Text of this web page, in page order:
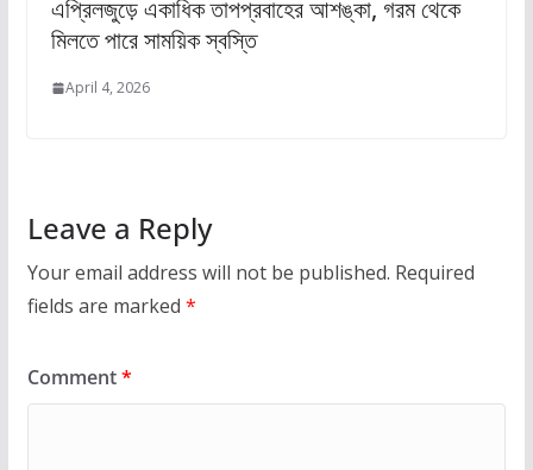
এপ্রিলজুড়ে একাধিক তাপপ্রবাহের আশঙ্কা, গরম থেকে
মিলতে পারে সাময়িক স্বস্তি
April 4, 2026
Leave a Reply
Your email address will not be published. Required
fields are marked *
Comment*